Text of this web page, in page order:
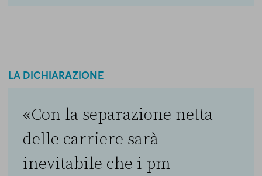
LA DICHIARAZIONE
«Con la separazione netta
delle carriere sarà
inevitabile che i pm